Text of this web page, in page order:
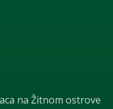
na Žitnom ostrove